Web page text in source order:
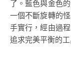
了。藍色與金色
一個不斷旋轉的
手實行，經由過
追求完美平衡的